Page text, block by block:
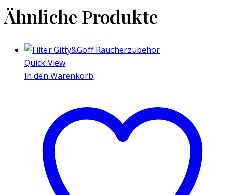
Ähnliche Produkte
Quick View
In den Warenkorb